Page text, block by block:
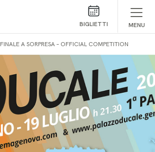
BIGLIETTI MENU
FINALE A SORPRESA – OFFICIAL COMPETITION